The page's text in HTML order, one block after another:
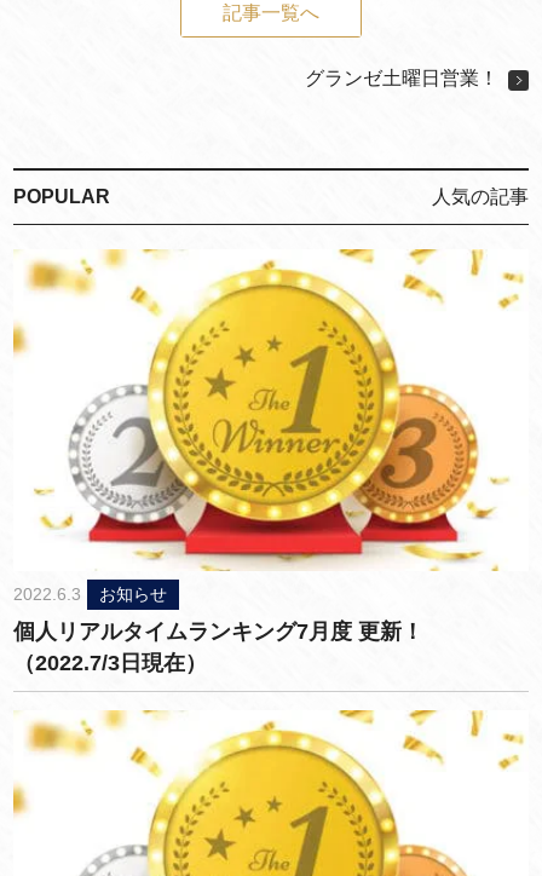
記事一覧へ
グランゼ土曜日営業！
POPULAR 人気の記事
2022.6.3 お知らせ
個人リアルタイムランキング7月度 更新！
（2022.7/3日現在）